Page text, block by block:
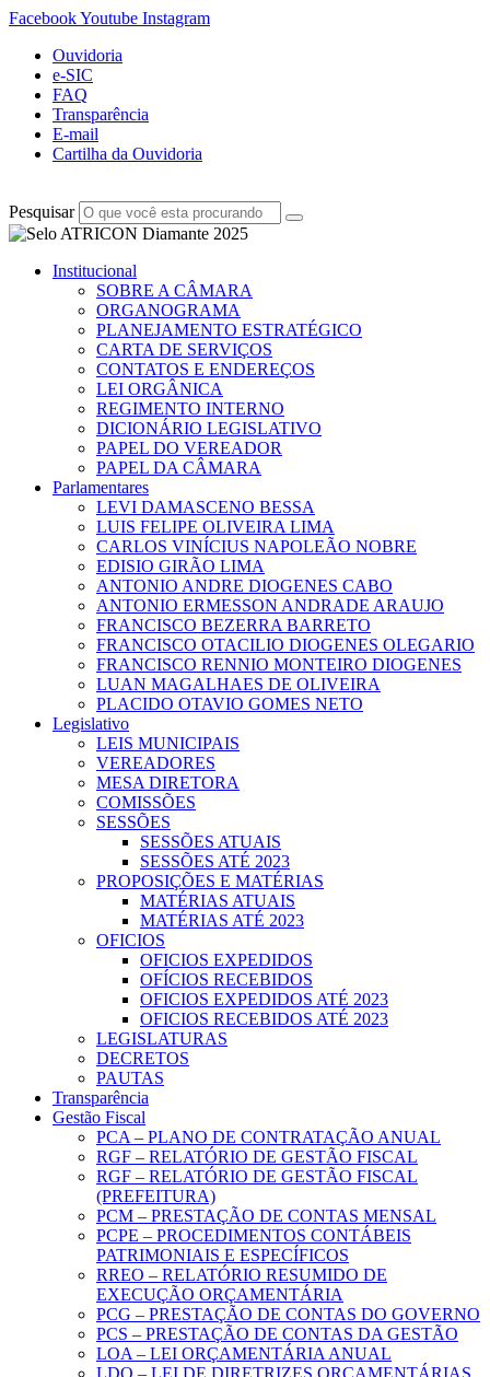
FacebookYoutube Instagram
Ouvidoria
e-SIC
FAQ
Transparência
E-mail
Cartilha da Ouvidoria
Pesquisar
Institucional
SOBRE A CÂMARA
ORGANOGRAMA
PLANEJAMENTO ESTRATÉGICO
CARTA DE SERVIÇOS
CONTATOS E ENDEREÇOS
LEI ORGÂNICA
REGIMENTO INTERNO
DICIONÁRIO LEGISLATIVO
PAPEL DO VEREADOR
PAPEL DA CÂMARA
Parlamentares
LEVI DAMASCENO BESSA
LUIS FELIPE OLIVEIRA LIMA
CARLOS VINÍCIUS NAPOLEÃO NOBRE
EDISIO GIRÃO LIMA
ANTONIO ANDRE DIOGENES CABO
ANTONIO ERMESSON ANDRADE ARAUJO
FRANCISCO BEZERRA BARRETO
FRANCISCO OTACILIO DIOGENES OLEGARIO
FRANCISCO RENNIO MONTEIRO DIOGENES
LUAN MAGALHAES DE OLIVEIRA
PLACIDO OTAVIO GOMES NETO
Legislativo
LEIS MUNICIPAIS
VEREADORES
MESA DIRETORA
COMISSÕES
SESSÕES
SESSÕES ATUAIS
SESSÕES ATÉ 2023
PROPOSIÇÕES E MATÉRIAS
MATÉRIAS ATUAIS
MATÉRIAS ATÉ 2023
OFICIOS
OFICIOS EXPEDIDOS
OFÍCIOS RECEBIDOS
OFICIOS EXPEDIDOS ATÉ 2023
OFICIOS RECEBIDOS ATÉ 2023
LEGISLATURAS
DECRETOS
PAUTAS
Transparência
Gestão Fiscal
PCA – PLANO DE CONTRATAÇÃO ANUAL
RGF – RELATÓRIO DE GESTÃO FISCAL
RGF – RELATÓRIO DE GESTÃO FISCAL
(PREFEITURA)
PCM – PRESTAÇÃO DE CONTAS MENSAL
PCPE – PROCEDIMENTOS CONTÁBEIS
PATRIMONIAIS E ESPECÍFICOS
RREO – RELATÓRIO RESUMIDO DE
EXECUÇÃO ORÇAMENTÁRIA
PCG – PRESTAÇÃO DE CONTAS DO GOVERNO
PCS – PRESTAÇÃO DE CONTAS DA GESTÃO
LOA – LEI ORÇAMENTÁRIA ANUAL
LDO – LEI DE DIRETRIZES ORÇAMENTÁRIAS